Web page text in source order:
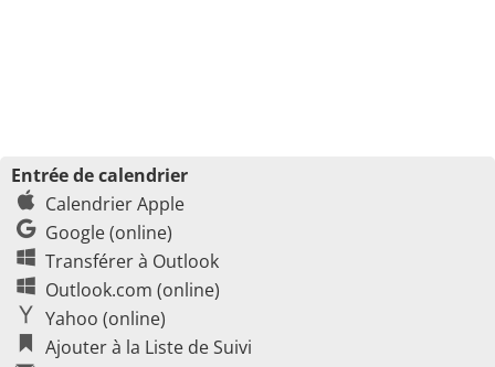
Entrée de calendrier
Calendrier Apple
Google (online)
Transférer à Outlook
Outlook.com (online)
Yahoo (online)
Ajouter à la Liste de Suivi